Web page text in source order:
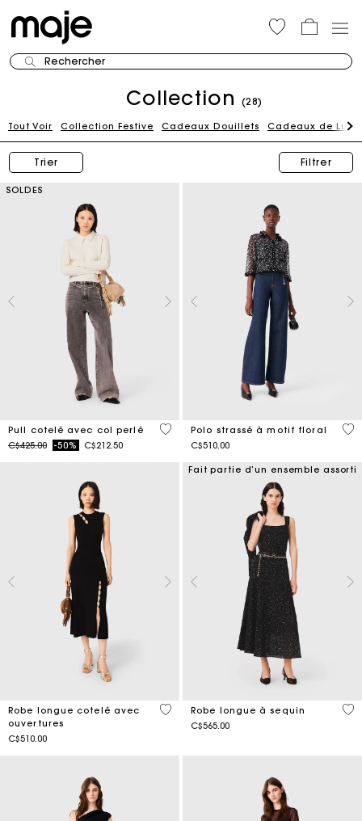
Rechercher
Collection (28)
Tout Voir Collection Festive Cadeaux Douillets Cadeaux de Luxe
Trier Filtrer
SOLDES
Pull cotelé avec col perlé
Price reduced from
C$425.00to-50% C$212.50
4 out of 5 Customer Rating
Polo strassé à motif floral
C$510.00
4,7
Robe longue cotelé avec
ouvertures
C$510.00
5 out of 5 Customer Rating
Fait partie d’un ensemble assorti
Robe longue à sequin
C$565.00
4,7